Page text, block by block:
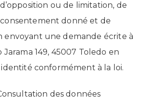
ou de limitation, de
donné et de
envoyant une demande écrite à
Jarama 149, 45007 Toledo en
conformément à la loi.
des données